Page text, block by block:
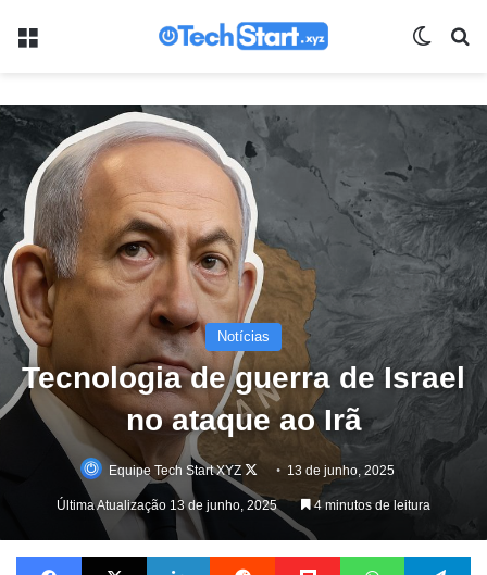
Menu
Notícias
Tecnologia de guerra de Israel
no ataque ao Irã
Equipe Tech Start XYZ
Follow
on
13 de junho, 2025
Última Atualização 13 de junho, 2025 4 minutos de leitura
Facebook X Linkedin Reddit Flipboard WhatsApp